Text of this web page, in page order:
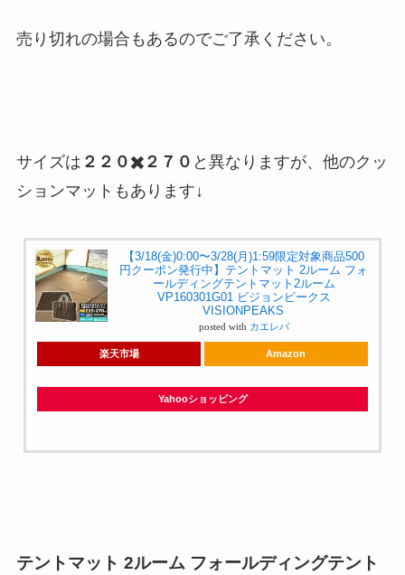
売り切れの場合もあるのでご了承ください。
サイズは ２２０✖️２７０ と異なりますが、他のクッ
ションマットもあります↓
【3/18(金)0:00〜3/28(月)1:59限定対象商品500
円クーポン発行中】テントマット 2ルーム フォ
ールディングテントマット2ルーム
VP160301G01 ビジョンピークス
VISIONPEAKS
posted with カエレバ
楽天市場 Amazon
Yahooショッピング
テントマット 2ルーム フォールディングテント